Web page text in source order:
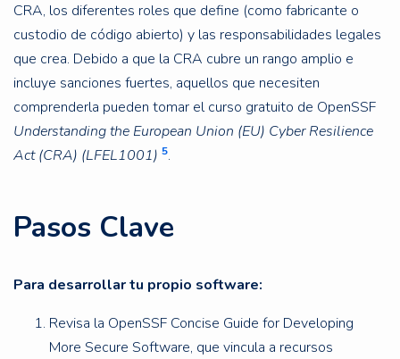
CRA, los diferentes roles que define (como fabricante o
custodio de código abierto) y las responsabilidades legales
que crea. Debido a que la CRA cubre un rango amplio e
incluye sanciones fuertes, aquellos que necesiten
comprenderla pueden tomar el curso gratuito de OpenSSF
Understanding the European Union (EU) Cyber Resilience
Act (CRA) (LFEL1001) 5.
Pasos Clave
Para desarrollar tu propio software:
Revisa la OpenSSF Concise Guide for Developing
More Secure Software, que vincula a recursos